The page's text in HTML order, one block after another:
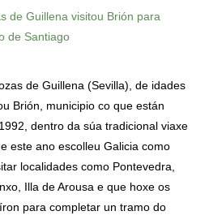
de Guillena visitou Brión para
de Santiago
de Guillena (Sevilla), de idades
Brión, municipio co que están
dentro da súa tradicional viaxe
este ano escolleu Galicia como
localidades como Pontevedra,
Illa de Arousa e que hoxe os
para completar un tramo do